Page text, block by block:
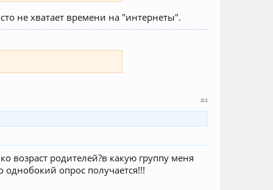
не хватает времени на "интернеты".
#4
возраст родителей?в какую группу меня
однобокий опрос получается!!!